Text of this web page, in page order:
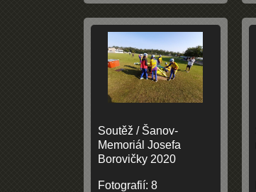
Soutěž / Šanov-
Memoriál Josefa
Borovičky 2020
Fotografií: 8